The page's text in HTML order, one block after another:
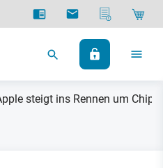
steigt ins Rennen um